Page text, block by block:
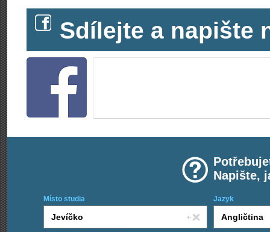
Sdílejte a napište
Napište,
Místo studia Jazyk